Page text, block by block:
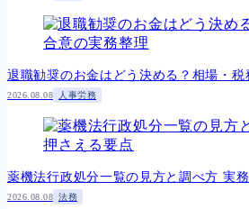
退職勧奨のお金はどう決める？相場・税
2026.08.08 人事労務
薬機法行政処分一覧の見方と調べ方 実
2026.08.08 法務